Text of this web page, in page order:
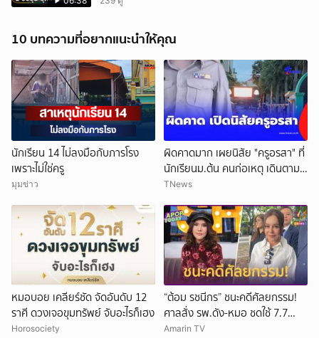
10 บทความที่อยากแนะนำให้คุณ
นักเรียน 14 ไม่ลงมือกับภารโรง
เพราะไม่ใช่ครู
มุมข่าว
ผิดคาดมาก เผยนิสัย "ครูอรสา" ที่
นักเรียนม.ต้น คนก่อเหตุ เดินตาม
หา
TNews
หมอบอย เคลียร์ชัด จัดอันดับ 12
ราศี ดวงเจอขุมทรัพย์ จับอะไรก็เฮง
Horosociety
“ต้อม รชนีกร” ชนะคดีศัลยกรรม!
ศาลสั่ง รพ.ดัง-หมอ ชดใช้ 7.7
ล้าน
Amarin TV